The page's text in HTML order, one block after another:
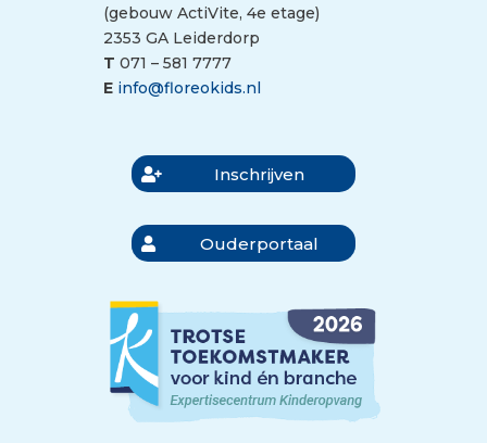
(gebouw ActiVite, 4e etage)
2353 GA Leiderdorp
T 071 – 581 7777
E info@floreokids.nl
Inschrijven
Ouderportaal